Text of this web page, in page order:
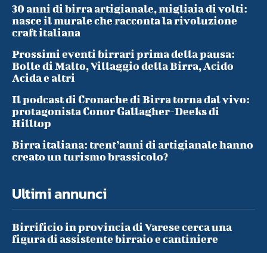
30 anni di birra artigianale, migliaia di volti:
nasce il murale che racconta la rivoluzione
craft italiana
Prossimi eventi birrari prima della pausa:
Bolle di Malto, Villaggio della Birra, Acido
Acida e altri
Il podcast di Cronache di Birra torna dal vivo:
protagonista Conor Gallagher-Deeks di
Hilltop
Birra italiana: trent’anni di artigianale hanno
creato un turismo brassicolo?
Ultimi annunci
Birrificio in provincia di Varese cerca una
figura di assistente birraio e cantiniere